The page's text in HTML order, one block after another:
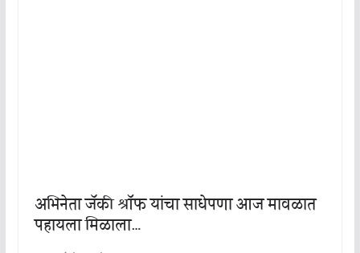
अभिनेता जॅकी श्रॉफ यांचा साधेपणा आज मावळात
पहायला मिळाला…